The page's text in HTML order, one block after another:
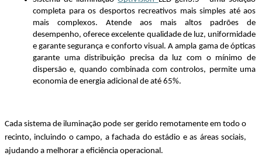
completa para os desportos recreativos mais simples até aos
mais complexos. Atende aos mais altos padrões de
desempenho, oferece excelente qualidade de luz, uniformidade
e garante segurança e conforto visual. A ampla gama de ópticas
garante uma distribuição precisa da luz com o mínimo de
dispersão e, quando combinada com controlos, permite uma
economia de energia adicional de até 65%.
Cada sistema de iluminação pode ser gerido remotamente em todo o
recinto, incluindo o campo, a fachada do estádio e as áreas sociais,
ajudando a melhorar a eficiência operacional.